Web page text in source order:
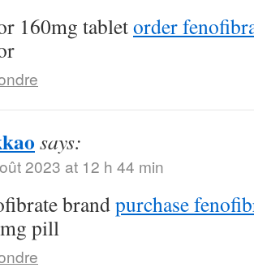
160mg tabletorder
says:
2023 at 12 h 44 min
brandpurchase
pill